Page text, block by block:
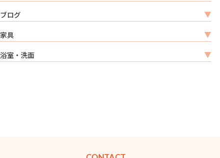
ブログ
家具
浴室・洗面